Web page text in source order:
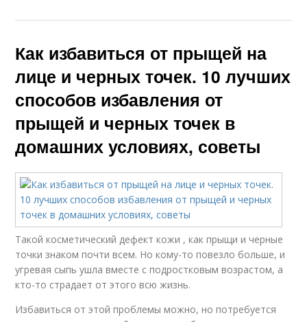
Как избавиться от прыщей на
лице и черных точек. 10 лучших
способов избавления от
прыщей и черных точек в
домашних условиях, советы
Такой косметический дефект кожи , как прыщи и черные
точки знаком почти всем. Но кому-то повезло больше, и
угревая сыпь ушла вместе с подростковым возрастом, а
кто-то страдает от этого всю жизнь.
Избавиться от этой проблемы можно, но потребуется